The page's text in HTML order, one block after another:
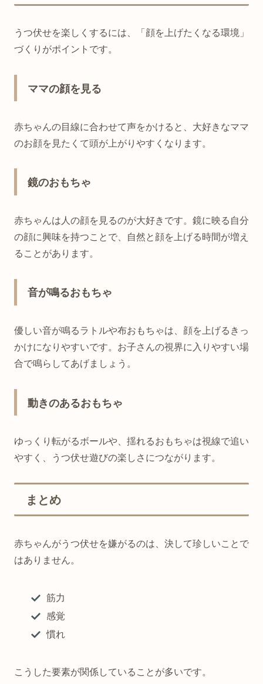
うつ伏せを楽しくするには、「顔を上げたくなる環境」
づくりがポイントです。
ママの顔を見る
赤ちゃんの目線に合わせて声をかけると、大好きなママ
のお顔を見たくて頭が上がりやすくなります。
鏡のおもちゃ
赤ちゃんは人の顔を見るのが大好きです。鏡に映る自分
の顔に興味を持つことで、自然と顔を上げる時間が増え
ることがあります。
音が鳴るおもちゃ
優しい音が鳴るラトルや布おもちゃは、顔を上げるきっ
かけになりやすいです。お子さんの視界に入りやすい場
合で鳴らしてあげましょう。
動きのあるおもちゃ
ゆっくり転がるボールや、揺れるおもちゃは視線で追い
やすく、うつ伏せ遊びの楽しさにつながります。
まとめ
赤ちゃんがうつ伏せを嫌がるのは、決して珍しいことで
はありません。
筋力
感覚
慣れ
こうした要素が関係していることが多いです。